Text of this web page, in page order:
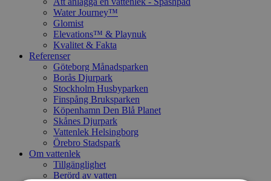
Water Journey™
Glomist
Elevations™ & Playnuk
Kvalitet & Fakta
Referenser
Göteborg Månadsparken
Borås Djurpark
Stockholm Husbyparken
Finspång Bruksparken
Köpenhamn Den Blå Planet
Skånes Djurpark
Vattenlek Helsingborg
Örebro Stadspark
Om vattenlek
Tillgänglighet
Berörd av vatten